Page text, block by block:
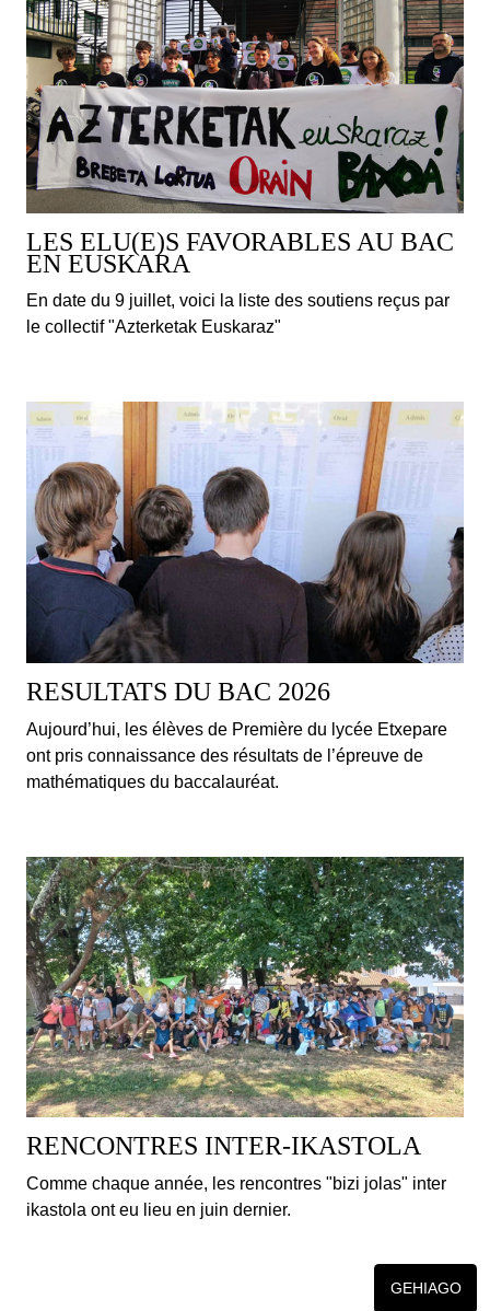
LES ELU(E)S FAVORABLES AU BAC
EN EUSKARA
En date du 9 juillet, voici la liste des soutiens reçus par
le collectif "Azterketak Euskaraz"
RESULTATS DU BAC 2026
Aujourd’hui, les élèves de Première du lycée Etxepare
ont pris connaissance des résultats de l’épreuve de
mathématiques du baccalauréat.
RENCONTRES INTER-IKASTOLA
Comme chaque année, les rencontres "bizi jolas" inter
ikastola ont eu lieu en juin dernier.
GEHIAGO